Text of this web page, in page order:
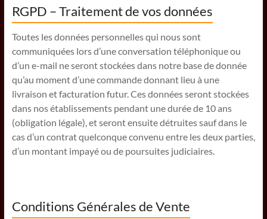
RGPD – Traitement de vos données
Toutes les données personnelles qui nous sont
communiquées lors d’une conversation téléphonique ou
d’un e-mail ne seront stockées dans notre base de donnée
qu’au moment d’une commande donnant lieu à une
livraison et facturation futur. Ces données seront stockées
dans nos établissements pendant une durée de 10 ans
(obligation légale), et seront ensuite détruites sauf dans le
cas d’un contrat quelconque convenu entre les deux parties,
d’un montant impayé ou de poursuites judiciaires.
Conditions Générales de Vente